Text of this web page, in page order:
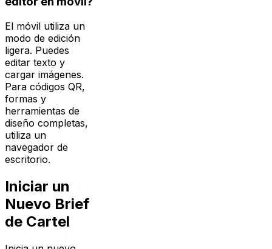
El móvil utiliza un
modo de edición
ligera. Puedes
editar texto y
cargar imágenes.
Para códigos QR,
formas y
herramientas de
diseño completas,
utiliza un
navegador de
escritorio.
Iniciar un
Nuevo Brief
de Cartel
Inicia un nuevo